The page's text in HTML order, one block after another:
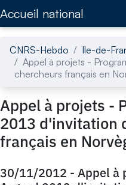
Accueil national
CNRS-Hebdo Ile-de-
Appel à projets -
chercheurs français en
Appel à projets -
2013 d'invitation
français en
30/11/2012 - Appel à